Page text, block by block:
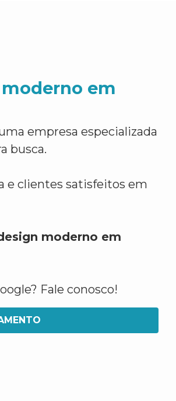
em
empresa especializada
busca.
e clientes satisfeitos em
moderno em
Fale conosco!